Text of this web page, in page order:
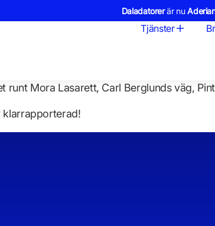
Daladatorerär nu
Tjänster
runt Mora Lasarett, Carl Berglunds väg,
klarrapporterad!